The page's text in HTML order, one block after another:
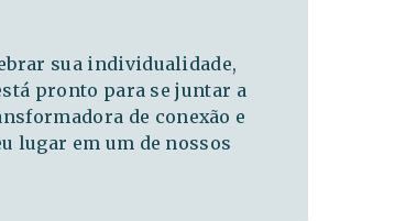
sua individualidade,
pronto para se juntar a
de conexão e
lugar em um de nossos